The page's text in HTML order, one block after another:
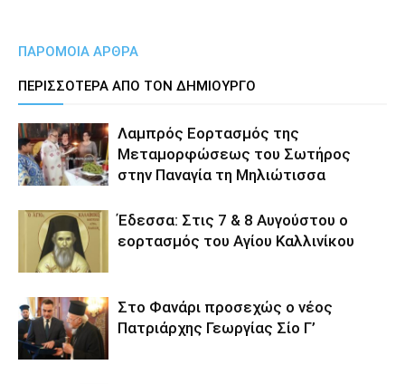
ΠΑΡΟΜΟΙΑ ΑΡΘΡΑ
ΠΕΡΙΣΣΟΤΕΡΑ ΑΠΟ ΤΟΝ ΔΗΜΙΟΥΡΓΟ
Λαμπρός Εορτασμός της
Μεταμορφώσεως του Σωτήρος
στην Παναγία τη Μηλιώτισσα
Έδεσσα: Στις 7 & 8 Αυγούστου ο
εορτασμός του Αγίου Καλλινίκου
Στο Φανάρι προσεχώς ο νέος
Πατριάρχης Γεωργίας Σίο Γ’